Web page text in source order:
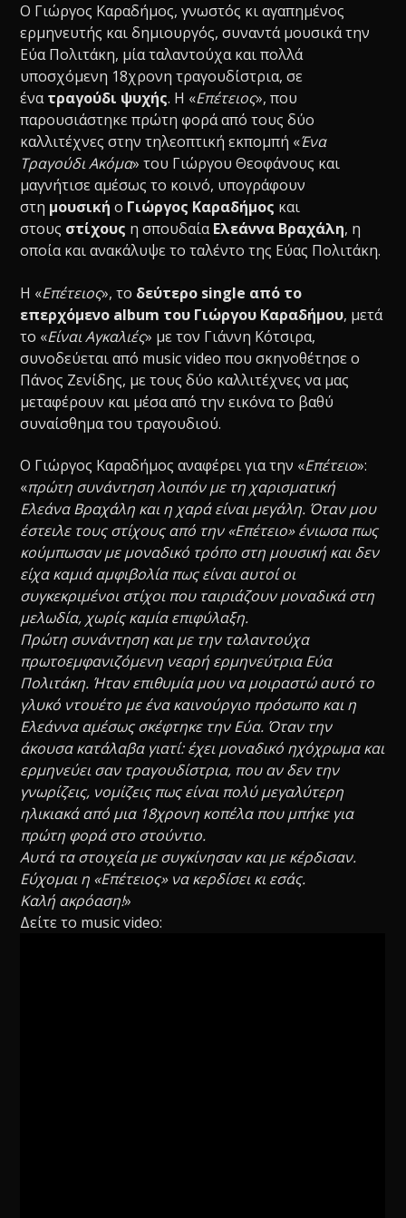
Ο Γιώργος Καραδήμος, γνωστός κι αγαπημένος
ερμηνευτής και δημιουργός, συναντά μουσικά την
Εύα Πολιτάκη, μία ταλαντούχα και πολλά
υποσχόμενη 18χρονη τραγουδίστρια, σε
ένατραγούδι ψυχής. Η «Επέτειος», που
παρουσιάστηκε πρώτη φορά από τους δύο
καλλιτέχνες στην τηλεοπτική εκπομπή «Ένα
Τραγούδι Ακόμα» του Γιώργου Θεοφάνους και
μαγνήτισε αμέσως το κοινό, υπογράφουν
στη μουσικήο Γιώργος Καραδήμος και
στους στίχους η σπουδαίαΕλεάννα Βραχάλη, η
οποία και ανακάλυψε το ταλέντο της Εύας Πολιτάκη.
Η «Επέτειος», το δεύτερο single από το
επερχόμενο album του Γιώργου Καραδήμου, μετά
το «Είναι Αγκαλιές» με τον Γιάννη Κότσιρα,
συνοδεύεται από music video που σκηνοθέτησε ο
Πάνος Ζενίδης, με τους δύο καλλιτέχνες να μας
μεταφέρουν και μέσα από την εικόνα το βαθύ
συναίσθημα του τραγουδιού.
O Γιώργος Καραδήμος αναφέρει για την «Επέτειο»:
«πρώτη συνάντηση λοιπόν με τη χαρισματική
Ελεάνα Βραχάλη και η χαρά είναι μεγάλη. Όταν μου
έστειλε τους στίχους από την «Επέτειο» ένιωσα πως
κούμπωσαν με μοναδικό τρόπο στη μουσική και δεν
είχα καμιά αμφιβολία πως είναι αυτοί οι
συγκεκριμένοι στίχοι που ταιριάζουν μοναδικά στη
μελωδία, χωρίς καμία επιφύλαξη.
Πρώτη συνάντηση και με την ταλαντούχα
πρωτοεμφανιζόμενη νεαρή ερμηνεύτρια Εύα
Πολιτάκη. Ήταν επιθυμία μου να μοιραστώ αυτό το
γλυκό ντουέτο με ένα καινούργιο πρόσωπο και η
Ελεάννα αμέσως σκέφτηκε την Εύα. Όταν την
άκουσα κατάλαβα γιατί: έχει μοναδικό ηχόχρωμα και
ερμηνεύει σαν τραγουδίστρια, που αν δεν την
γνωρίζεις, νομίζεις πως είναι πολύ μεγαλύτερη
ηλικιακά από μια 18χρονη κοπέλα που μπήκε για
πρώτη φορά στο στούντιο.
Αυτά τα στοιχεία με συγκίνησαν και με κέρδισαν.
Εύχομαι η «Επέτειος» να κερδίσει κι εσάς.
Καλή ακρόαση!»
Δείτε το music video: